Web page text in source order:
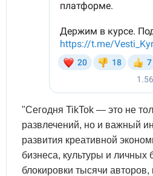
"Сегодня TikTok — это не
развлечений, но и важный
развития креативной
бизнеса, культуры и личных
блокировки тысячи